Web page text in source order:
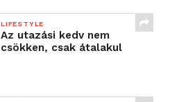
LIFESTYLE
Az utazási kedv nem
csökken, csak átalakul